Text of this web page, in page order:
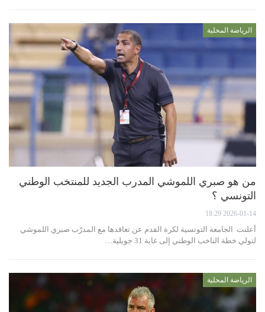
الرياضة المحلية
من هو صبري اللموشي المدرب الجديد للمنتخب الوطني
التونسي ؟
2026-01-14 18:29
أعلنت الجامعة التونسية لكرة القدم عن تعاقدها مع المدرّب صبري اللموشي
لتولي خطة الناخب الوطني إلى غاية 31 جويلية…
الرياضة المحلية